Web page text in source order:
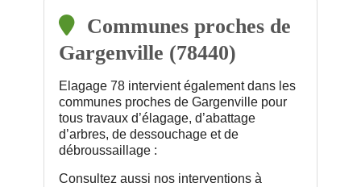
Communes proches de
Gargenville (78440)
Elagage 78 intervient également dans les
communes proches de Gargenville pour
tous travaux d’élagage, d’abattage
d’arbres, de dessouchage et de
débroussaillage :
Consultez aussi nos interventions à